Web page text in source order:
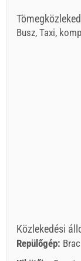
Busz, Taxi, komp
Közlekedési
Repülőgép: